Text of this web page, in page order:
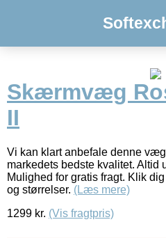
Skærmvæg
II
Vi kan klart anbefale denne
markedets bedste kvalitet. Altid
Mulighed for gratis fragt. Klik
og størrelser. (Læs mere)
1299 kr. (Vis fragtpris)